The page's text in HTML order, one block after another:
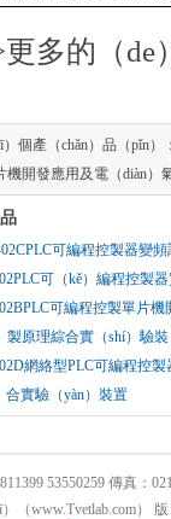
更多的（de
個產（chǎn）品（pǐn）
機開發應用及電（diàn）
可編程控製器變
可（kě）編程控製
可編程控製單片
製原理綜合實（shí）驗
網絡型PLC可編程控
合實驗（yàn）裝置
53550259 傳真：
（www.Tvetlab.com）